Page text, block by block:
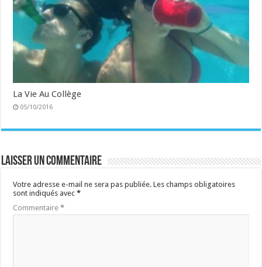
La Vie Au Collège
05/10/2016
Laisser un commentaire
Votre adresse e-mail ne sera pas publiée. Les champs obligatoires
sont indiqués avec*
Commentaire*